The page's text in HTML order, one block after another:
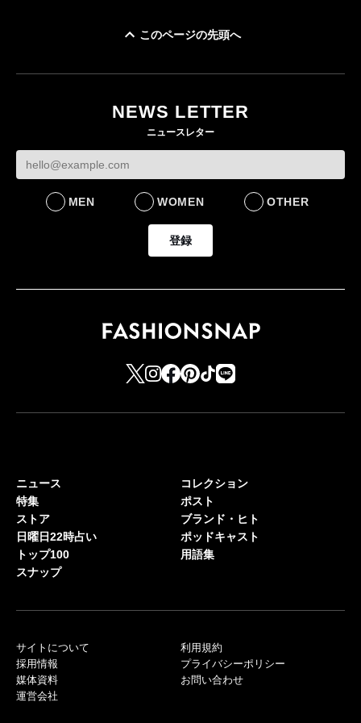
このページの先頭へ
NEWS LETTER
ニュースレター
MEN WOMEN OTHER
登録
ニュース
特集
ストア
日曜日22時占い
トップ100
スナップ
コレクション
ポスト
ブランド・ヒト
ポッドキャスト
用語集
サイトについて
採用情報
媒体資料
運営会社
利用規約
プライバシーポリシー
お問い合わせ